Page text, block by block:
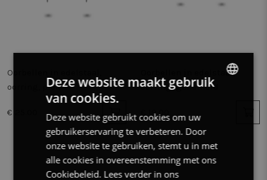
Oorbellen in edelstaal,
oorring, piek
€ 25.00
Oorbellen in edelstaal,
oorring, gehamerd
€ 19.00
Deze website maakt gebruik
van cookies.
Deze website gebruikt cookies om uw
gebruikerservaring te verbeteren. Door
onze website te gebruiken, stemt u in met
alle cookies in overeenstemming met ons
Cookiebeleid. Lees verder in ons